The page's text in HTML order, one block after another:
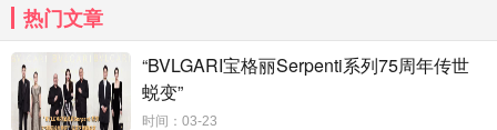
依靠弟弟来“续命”，而坚持向善的弟弟在得知真相后会决定复
仇吗？故事题材抢眼，许多观众已经开始期待。
热门文章
“BVLGARI宝格丽Serpenti系列75周年传世
蜕变”
时间：03-23